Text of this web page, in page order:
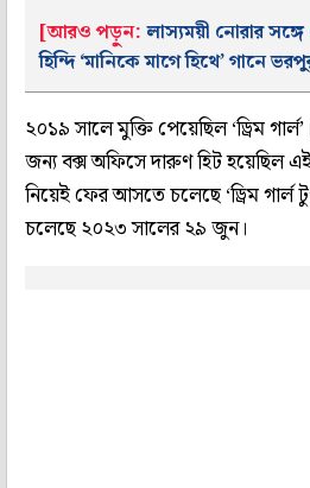
[আরও পড়ুন: লাস্যময়ী নোরার
হিন্দি ‘মানিকে মাগে হিথে’ গানে
২০১৯ সালে মুক্তি পেয়েছিল ‘ড্রিম
জন্য বক্স অফিসে দারুণ হিট হয়েছিল
নিয়েই ফের আসতে চলেছে ‘ড্রিম গার্ল
চলেছে ২০২৩ সালের ২৯ জুন।